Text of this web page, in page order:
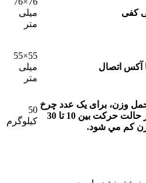
کفی
میلی
متر
آکس اتصال
55×55
میلی
متر
وزن، برای يک عدد چرخ
کم مي شود.
50
کیلوگرم